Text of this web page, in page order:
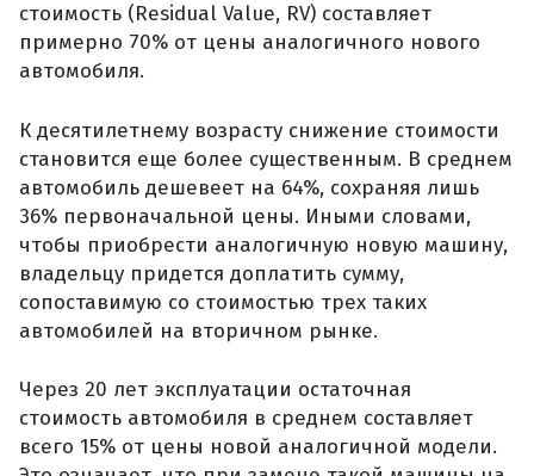
стоимость (Residual Value, RV) составляет
примерно 70% от цены аналогичного нового
автомобиля.
К десятилетнему возрасту снижение стоимости
становится еще более существенным. В среднем
автомобиль дешевеет на 64%, сохраняя лишь
36% первоначальной цены. Иными словами,
чтобы приобрести аналогичную новую машину,
владельцу придется доплатить сумму,
сопоставимую со стоимостью трех таких
автомобилей на вторичном рынке.
Через 20 лет эксплуатации остаточная
стоимость автомобиля в среднем составляет
всего 15% от цены новой аналогичной модели.